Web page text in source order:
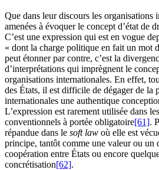
Que dans leur discours les organisations
amenées à évoquer le concept d’état de
C’est une expression qui est en vogue
« dont la charge politique en fait un mot
peut étonner par contre, c’est la
d’interprétations qui imprègnent le
organisations internationales. En effet,
des États, il est difficile de dégager de la
internationales une authentique
L’expression est rarement utilisée dans
conventionnels à portée obligatoire[61].
répandue dans le soft law où elle est
principe, tantôt comme une valeur ou un
coopération entre États ou encore
concrétisation[62].